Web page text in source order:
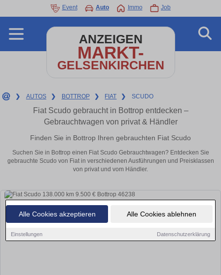
Alle Cookies akzeptieren Alle Cookies ablehnen
Einstellungen Datenschutzerklärung
Event Auto Immo Job
ANZEIGEN
MARKT-
GELSENKIRCHEN
❯ AUTOS ❯ BOTTROP ❯ FIAT ❯ SCUDO
Fiat Scudo gebraucht in Bottrop entdecken –
Gebrauchtwagen von privat & Händler
Finden Sie in Bottrop Ihren gebrauchten Fiat Scudo
Suchen Sie in Bottrop einen Fiat Scudo Gebrauchtwagen? Entdecken Sie
gebrauchte Scudo von Fiat in verschiedenen Ausführungen und Preisklassen
von privat und vom Händler.